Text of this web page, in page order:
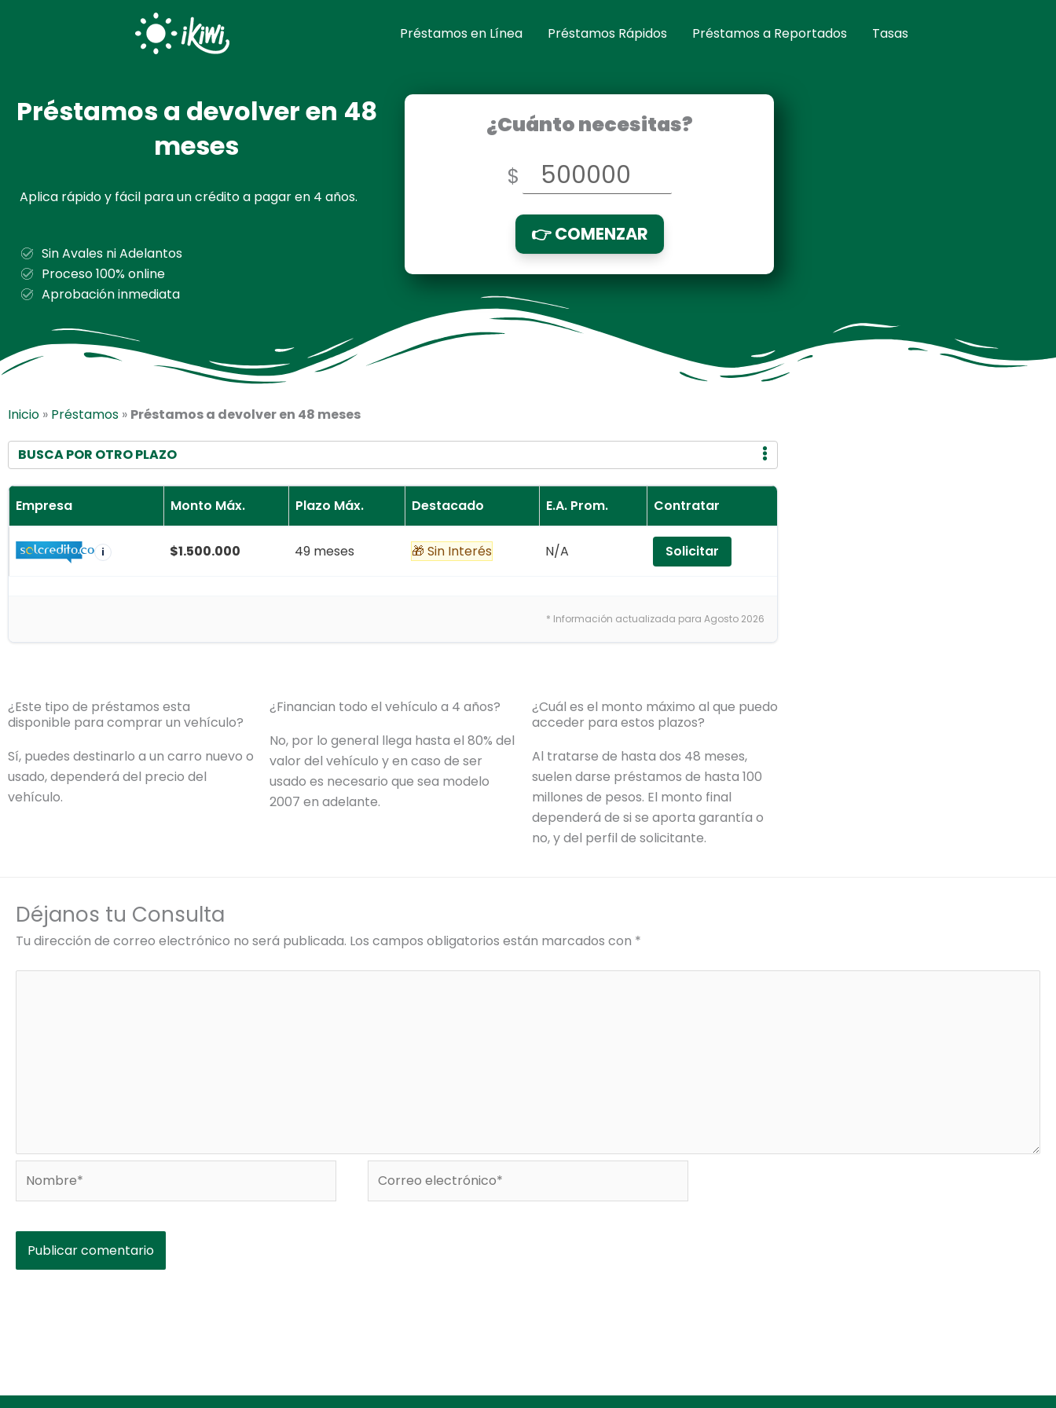
Préstamos en Línea Préstamos Rápidos Préstamos a Reportados Tasas
Préstamos a devolver en 48
meses
Aplica rápido y fácil para un crédito a pagar en 4 años.
Sin Avales ni Adelantos
Proceso 100% online
Aprobación inmediata
¿Cuánto necesitas?
$
👉 COMENZAR
Inicio » Préstamos » Préstamos a devolver en 48 meses
BUSCA POR OTRO PLAZO
Empresa Monto Máx. Plazo Máx. Destacado E.A. Prom. Contratar
i $1.500.000 49 meses 🎁 Sin Interés N/A Solicitar
* Información actualizada para Agosto 2026
¿Este tipo de préstamos esta
disponible para comprar un vehículo?
Sí, puedes destinarlo a un carro nuevo o
usado, dependerá del precio del
vehículo.
¿Financian todo el vehículo a 4 años?
No, por lo general llega hasta el 80% del
valor del vehículo y en caso de ser
usado es necesario que sea modelo
2007 en adelante.
¿Cuál es el monto máximo al que puedo
acceder para estos plazos?
Al tratarse de hasta dos 48 meses,
suelen darse préstamos de hasta 100
millones de pesos. El monto final
dependerá de si se aporta garantía o
no, y del perfil de solicitante.
Déjanos tu Consulta
Tu dirección de correo electrónico no será publicada. Los campos obligatorios están marcados con *
electrónico*